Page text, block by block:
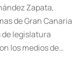
Zapata,
de Gran Canaria
de legislatura
los medios de…